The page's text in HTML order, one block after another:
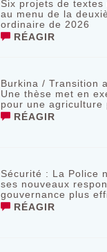
Six projets de textes
au menu de la
ordinaire de 2026
RÉAGIR
Burkina / Transition
Une thèse met en
pour une agriculture
RÉAGIR
Sécurité : La Police
ses nouveaux
gouvernance plus
RÉAGIR